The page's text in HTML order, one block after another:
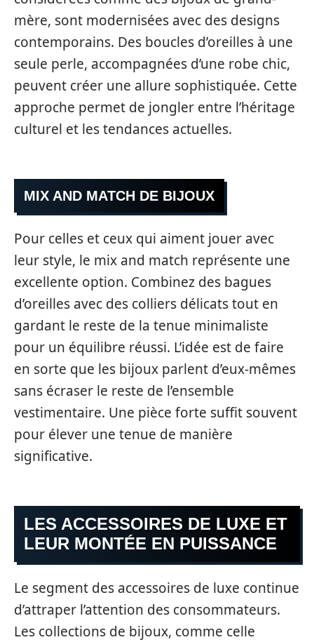
mère, sont modernisées avec des designs
contemporains. Des boucles d’oreilles à une
seule perle, accompagnées d’une robe chic,
peuvent créer une allure sophistiquée. Cette
approche permet de jongler entre l’héritage
culturel et les tendances actuelles.
MIX AND MATCH DE BIJOUX
Pour celles et ceux qui aiment jouer avec
leur style, le mix and match représente une
excellente option. Combinez des bagues
d’oreilles avec des colliers délicats tout en
gardant le reste de la tenue minimaliste
pour un équilibre réussi. L’idée est de faire
en sorte que les bijoux parlent d’eux-mêmes
sans écraser le reste de l’ensemble
vestimentaire. Une pièce forte suffit souvent
pour élever une tenue de manière
significative.
LES ACCESSOIRES DE LUXE ET
LEUR MONTÉE EN PUISSANCE
Le segment des accessoires de luxe continue
d’attraper l’attention des consommateurs.
Les collections de bijoux, comme celle